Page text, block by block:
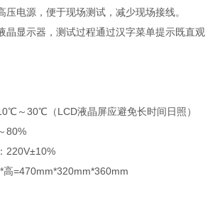
压电源，便于现场测试，减少现场接线。
晶显示器，测试过程通过汉字菜单提示既直观
～30℃（LCD液晶屏应避免长时间日照）
80%
220V±10%
高=470mm*320mm*360mm